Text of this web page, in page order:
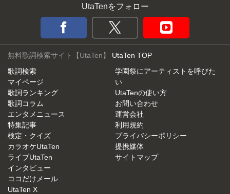
UtaTenをフォロー
無料歌詞検索サイト【UtaTen】 UtaTen TOP
歌詞検索
マイページ
歌詞ランキング
歌詞コラム
エンタメニュース
特集記事
検定・クイズ
カラオケUtaTen
ライブUtaTen
インタビュー
ココだけメール
UtaTen X
学園祭にアーティストを呼びた
い
UtaTenの使い方
お問い合わせ
運営会社
利用規約
プライバシーポリシー
提携媒体
サイトマップ